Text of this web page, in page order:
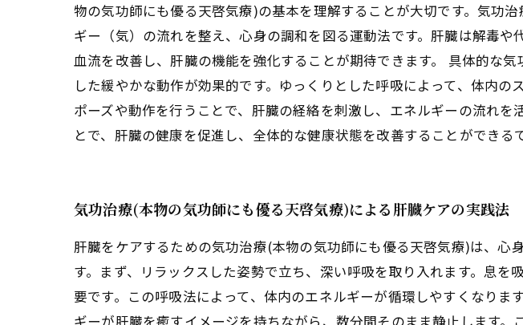
物の気功師にも優る天啓気療)の基本を理解することが大切です。気功
ギー（気）の流れを整え、心身の調和を図る運動法です。肝臓は解毒
血流を改善し、肝臓の機能を強化することが期待できます。 具体的な
した緩やかな動作が効果的です。ゆっくりとした呼吸によって、体内
ポーズや動作を行うことで、肝臓の経絡を刺激し、エネルギーの流れ
とで、肝臓の健康を促進し、全体的な健康状態を改善することができる
気功治療(本物の気功師にも優る天啓気療)による肝臓ケアの実践法
肝臓をケアするための気功治療(本物の気功師にも優る天啓気療)は、
す。まず、リラックスした姿勢で立ち、深い呼吸を取り入れます。息
要です。この呼吸法によって、体内のエネルギーが循環しやすくなり
ギーが肝臓を癒すイメージを持ちながら、数分間そのまま静止します